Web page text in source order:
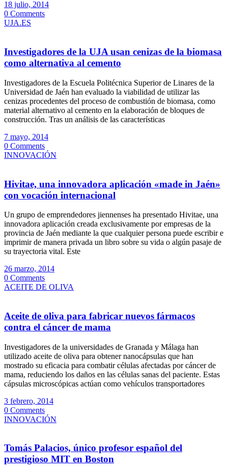
18 julio, 2014
0 Comments
UJA.ES
Investigadores de la UJA usan cenizas de la biomasa
como alternativa al cemento
Investigadores de la Escuela Politécnica Superior de Linares de la
Universidad de Jaén han evaluado la viabilidad de utilizar las
cenizas procedentes del proceso de combustión de biomasa, como
material alternativo al cemento en la elaboración de bloques de
construcción. Tras un análisis de las características
7 mayo, 2014
0 Comments
INNOVACIÓN
Hivitae, una innovadora aplicación «made in Jaén»
con vocación internacional
Un grupo de emprendedores jiennenses ha presentado Hivitae, una
innovadora aplicación creada exclusivamente por empresas de la
provincia de Jaén mediante la que cualquier persona puede escribir e
imprimir de manera privada un libro sobre su vida o algún pasaje de
su trayectoria vital. Este
26 marzo, 2014
0 Comments
ACEITE DE OLIVA
Aceite de oliva para fabricar nuevos fármacos
contra el cáncer de mama
Investigadores de la universidades de Granada y Málaga han
utilizado aceite de oliva para obtener nanocápsulas que han
mostrado su eficacia para combatir células afectadas por cáncer de
mama, reduciendo los daños en las células sanas del paciente. Estas
cápsulas microscópicas actúan como vehículos transportadores
3 febrero, 2014
0 Comments
INNOVACIÓN
Tomás Palacios, único profesor español del
prestigioso MIT en Boston